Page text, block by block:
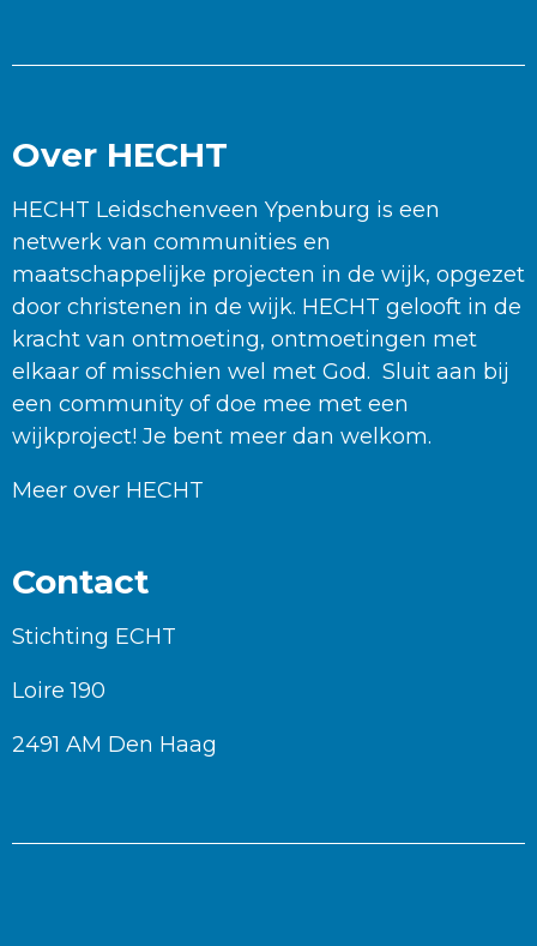
Over HECHT
HECHT Leidschenveen Ypenburg is een
netwerk van communities en
maatschappelijke projecten in de wijk, opgezet
door christenen in de wijk. HECHT gelooft in de
kracht van ontmoeting, ontmoetingen met
elkaar of misschien wel met God. Sluit aan bij
een community of doe mee met een
wijkproject! Je bent meer dan welkom.
Meer over HECHT
Contact
Stichting ECHT
Loire 190
2491 AM Den Haag